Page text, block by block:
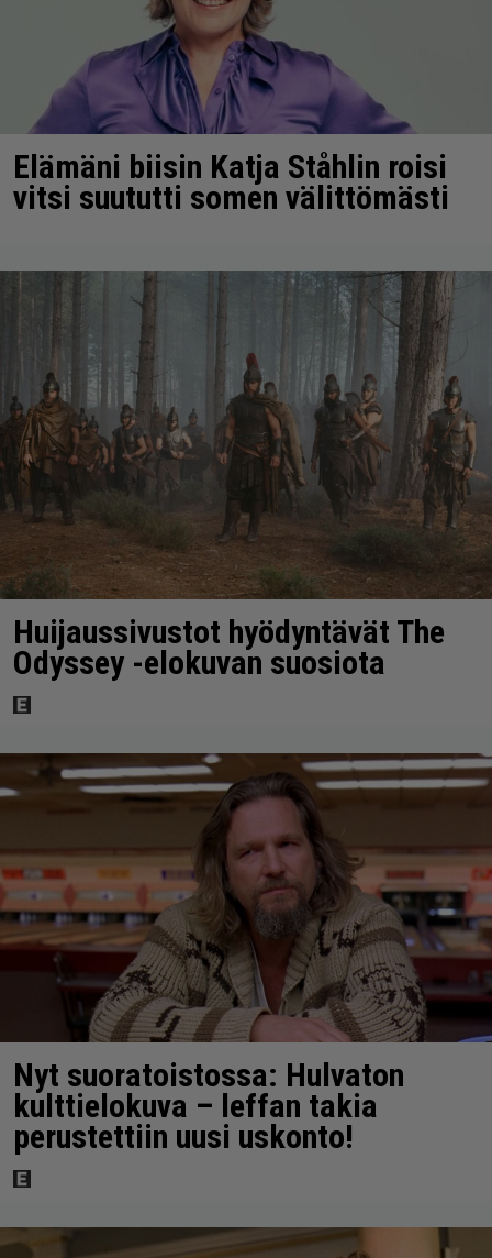
Elämäni biisin Katja Ståhlin roisi
vitsi suututti somen välittömästi
Huijaussivustot hyödyntävät The
Odyssey -elokuvan suosiota
Nyt suoratoistossa: Hulvaton
kulttielokuva – leffan takia
perustettiin uusi uskonto!